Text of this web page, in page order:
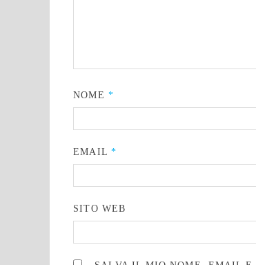
NOME *
EMAIL *
SITO WEB